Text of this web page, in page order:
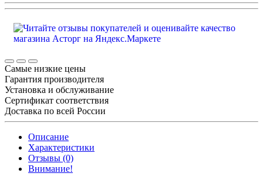
Самые низкие цены
Гарантия производителя
Установка и обслуживание
Сертификат соответствия
Доставка по всей России
Описание
Характеристики
Отзывы (0)
Внимание!